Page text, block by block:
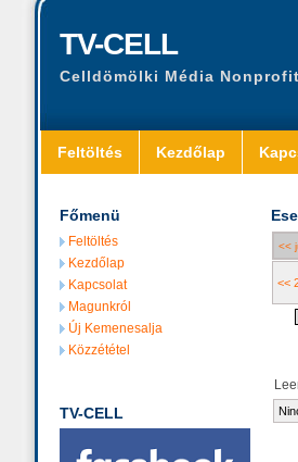
TV-CELL
Celldömölki Média
Feltöltés Kezdőlap
Főmenü
Feltöltés
Kezdőlap
Kapcsolat
Magunkról
Új Kemenesalja
Közzététel
TV-CELL
<<
<<